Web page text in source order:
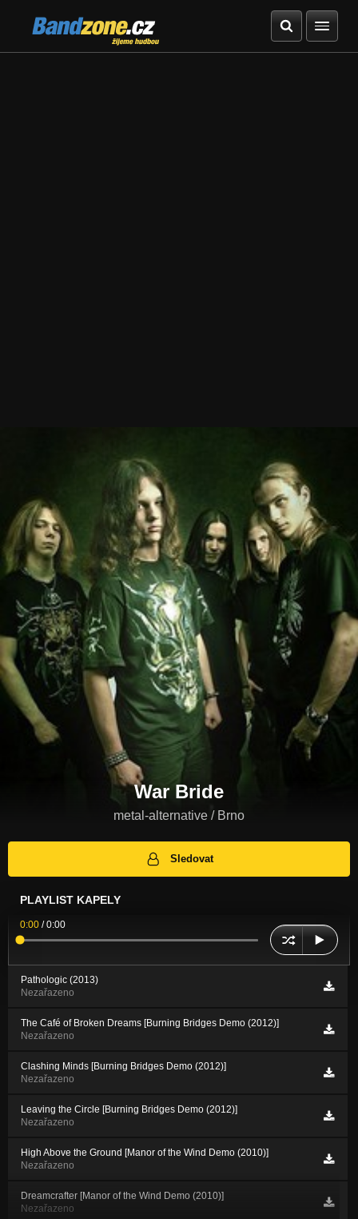
Bandzone.cz
žijeme hudbou
War Bride
metal-alternative / Brno
Sledovat
PLAYLIST KAPELY
0:00 /0:00
Pathologic (2013)
Nezařazeno
The Café of Broken Dreams [Burning Bridges Demo (2012)]
Nezařazeno
Clashing Minds [Burning Bridges Demo (2012)]
Nezařazeno
Leaving the Circle [Burning Bridges Demo (2012)]
Nezařazeno
High Above the Ground [Manor of the Wind Demo (2010)]
Nezařazeno
Dreamcrafter [Manor of the Wind Demo (2010)]
Nezařazeno